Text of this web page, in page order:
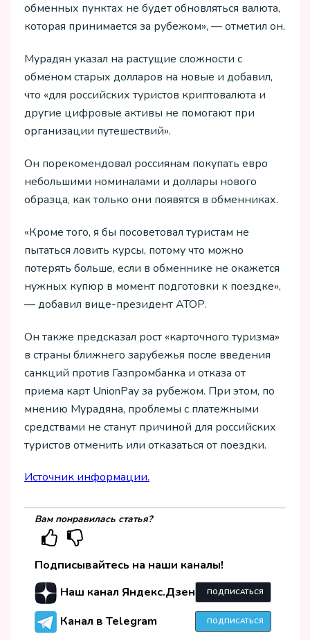
обменных пунктах не будет обновляться валюта,
которая принимается за рубежом», — отметил он.
Мурадян указал на растущие сложности с
обменом старых долларов на новые и добавил,
что «для российских туристов криптовалюта и
другие цифровые активы не помогают при
организации путешествий».
Он порекомендовал россиянам покупать евро
небольшими номиналами и доллары нового
образца, как только они появятся в обменниках.
«Кроме того, я бы посоветовал туристам не
пытаться ловить курсы, потому что можно
потерять больше, если в обменнике не окажется
нужных купюр в момент подготовки к поездке»,
— добавил вице-президент АТОР.
Он также предсказал рост «карточного туризма»
в страны ближнего зарубежья после введения
санкций против Газпромбанка и отказа от
приема карт UnionPay за рубежом. При этом, по
мнению Мурадяна, проблемы с платежными
средствами не станут причиной для российских
туристов отменить или отказаться от поездки.
Источник информации.
Вам понравилась статья?
Подписывайтесь на наши каналы!
Наш канал Яндекс.Дзен
ПОДПИСАТЬСЯ
Канал в Telegram ПОДПИСАТЬСЯ